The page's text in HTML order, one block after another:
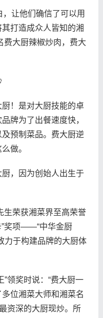
让他们确信了可以用
打造成众人皆知的湘
费大厨辣椒炒肉，费大
！是对大厨技能的卓
牌为了出餐速度快，
预制菜品。费大厨逆
做。
，因为创始人出生于
生荣获湘菜界至高荣誉
”奖项——“中华金厨
力于构建品牌的大厨体
”领奖时说：“费大厨一
位湘菜大师和湘菜名
资深的大厨现炒。所